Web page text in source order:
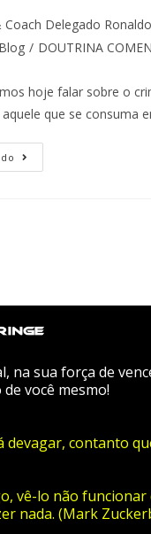
Delegado
Blog / DOUTRINA
hoje falar sobre o
que se consuma
na sua força de
você mesmo!
devagar, contanto
vê-lo não
nada. (Mark